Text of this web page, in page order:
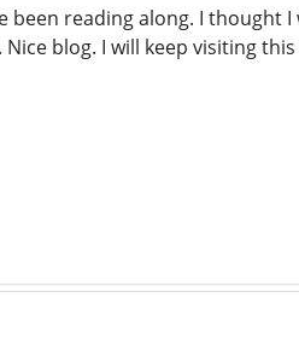
been reading along. I
blog. I will keep visiting